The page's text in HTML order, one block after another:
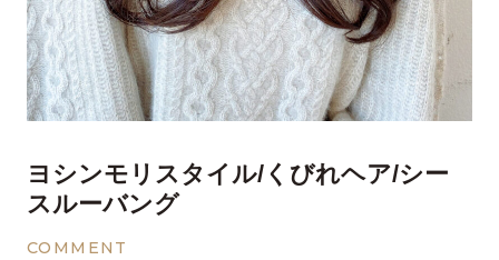
ヨシンモリスタイル/くびれヘア/シー
スルーバング
COMMENT